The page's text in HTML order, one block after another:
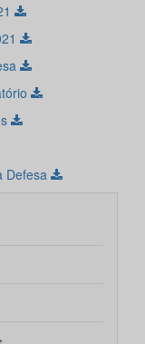
Defesa